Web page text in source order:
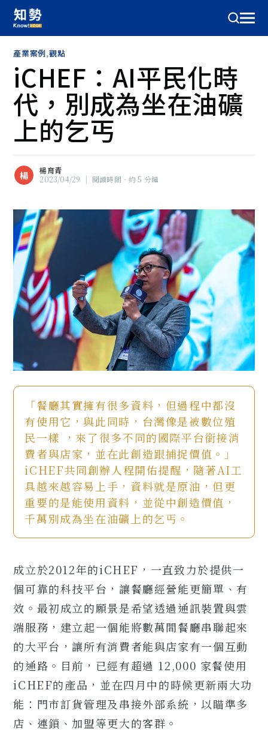
產業案例,觀點
iCHEF：AI平民化時
代，別成為坐在油礦
上的乞丐
楊
楊育青
2023/04/29
| 閱讀時間‧約 5 分鐘
「餐廳其實擁有很多資料，但過程中都沒
有使用它，與此同時，台灣像是被數位殖
民一樣 ，來了很多不同的國際平台銜接消
費者與店家，並在此創造跟捕捉價值。」
iCHEF共同創辦人程開佑提醒，隨著AI工
具越來越容易上手，資料就是原油，但更
重要的是能使用資料，並從中創造價值，
千萬別成為坐在油礦上的乞丐。
成立於2012年的iCHEF，一直致力於提供一
個可靠的科技平台，讓餐廳經營能更簡單、有
效。最初成立的願景是希望透過通訊裝置與雲
端服務，建立起一個能將數萬間餐廳串聯起來
的大平台，讓所有消費者能與店家有一個互動
的通路。目前，已經有超過 12,000 家餐使用
iCHEF的產品，並在四月中的時候更新兩大功
能：門市訂貨管理及串接外部系統，以瞄準多
店、連鎖、加盟等更大的客群。